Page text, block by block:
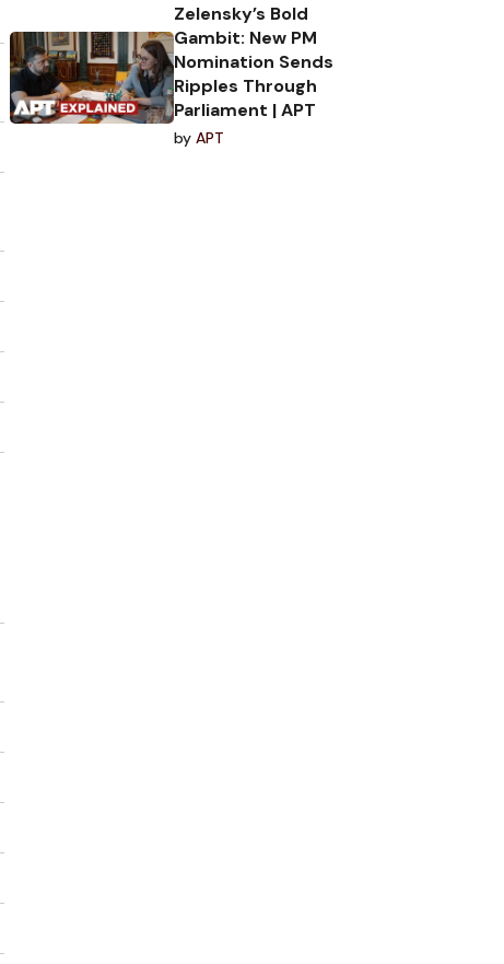
Zelensky’s Bold
Gambit: New PM
Nomination Sends
Ripples Through
Parliament | APT
by APT